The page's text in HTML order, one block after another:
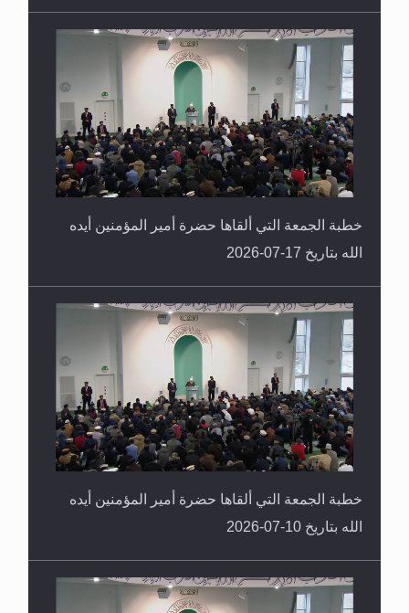
خطبة الجمعة التي ألقاها حضرة أمير المؤمنين أيده
الله بتاريخ 17-07-2026
خطبة الجمعة التي ألقاها حضرة أمير المؤمنين أيده
الله بتاريخ 10-07-2026